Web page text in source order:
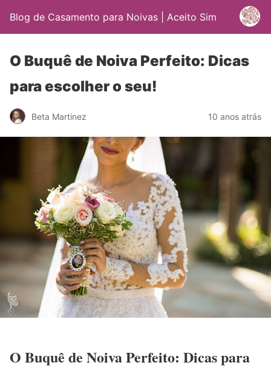
Blog de Casamento para Noivas | Aceito Sim
O Buquê de Noiva Perfeito: Dicas
para escolher o seu!
Beta Martinez 10 anos atrás
O Buquê de Noiva Perfeito: Dicas para